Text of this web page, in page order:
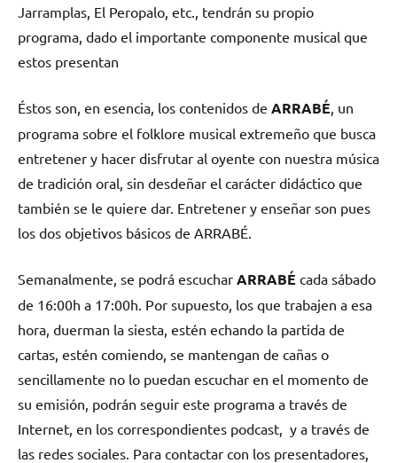
Jarramplas, El Peropalo, etc., tendrán su propio
programa, dado el importante componente musical que
estos presentan
Éstos son, en esencia, los contenidos de ARRABÉ , un
programa sobre el folklore musical extremeño que busca
entretener y hacer disfrutar al oyente con nuestra música
de tradición oral, sin desdeñar el carácter didáctico que
también se le quiere dar. Entretener y enseñar son pues
los dos objetivos básicos de ARRABÉ.
Semanalmente, se podrá escuchar ARRABÉ cada sábado
de 16:00h a 17:00h. Por supuesto, los que trabajen a esa
hora, duerman la siesta, estén echando la partida de
cartas, estén comiendo, se mantengan de cañas o
sencillamente no lo puedan escuchar en el momento de
su emisión, podrán seguir este programa a través de
Internet, en los correspondientes podcast, y a través de
las redes sociales. Para contactar con los presentadores,